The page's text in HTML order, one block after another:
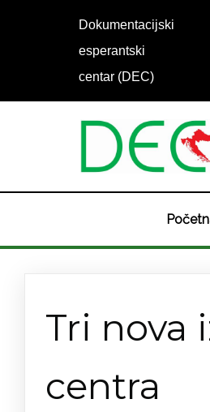
Dokumentacijski
esperantski
centar (DEC)
Tri nova
centra